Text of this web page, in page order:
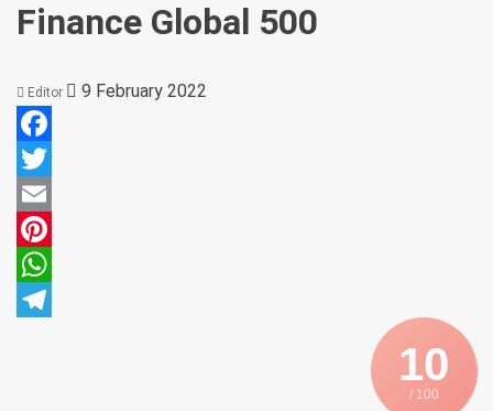
Finance Global 500
Editor 9 February 2022
Facebook
Twitter
Email
Pinterest
WhatsApp
10
/ 100